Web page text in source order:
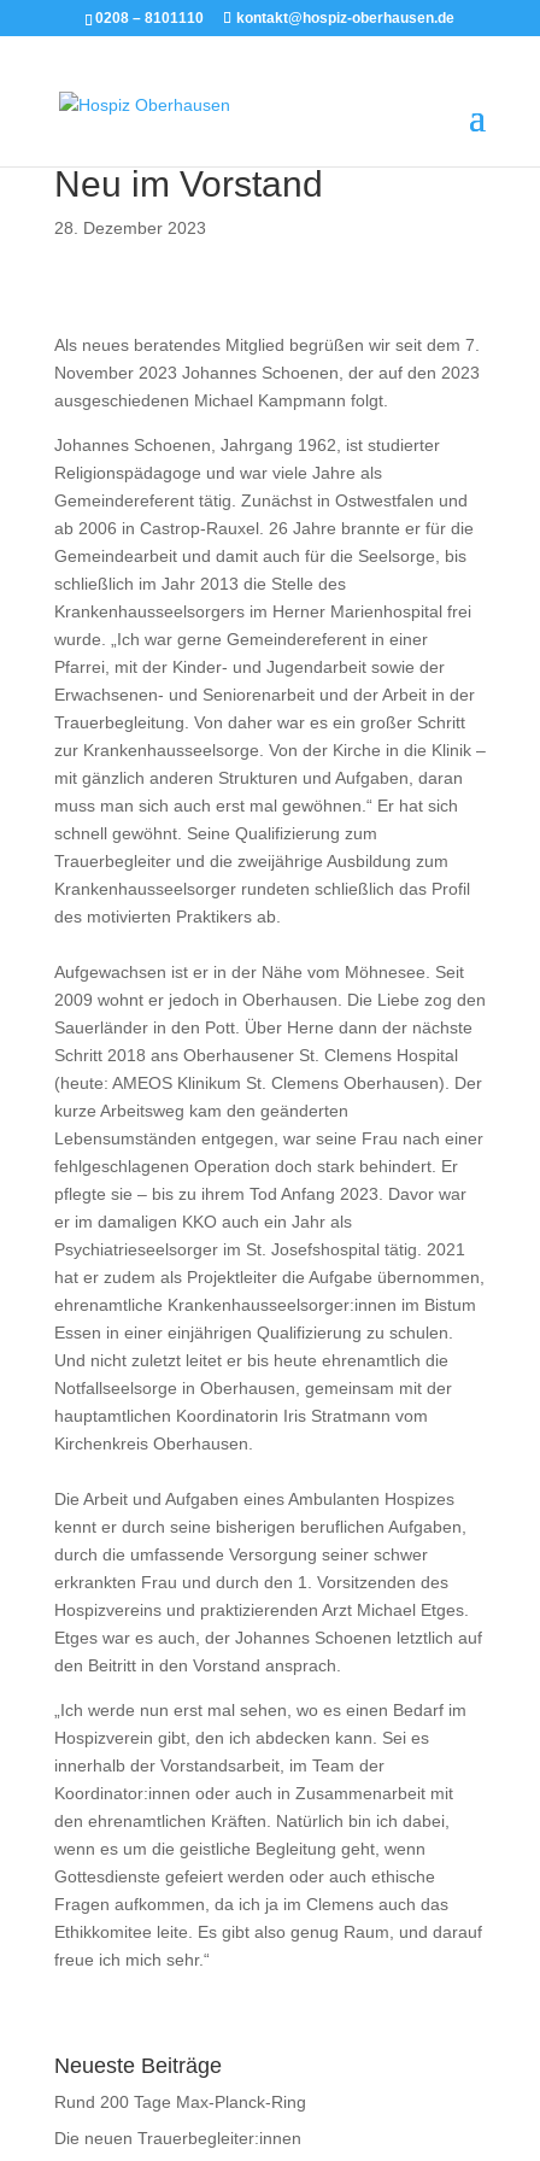
0208 – 8101110 kontakt@hospiz-oberhausen.de
Neu im Vorstand
28. Dezember 2023
Als neues beratendes Mitglied begrüßen wir seit dem 7.
November 2023 Johannes Schoenen, der auf den 2023
ausgeschiedenen Michael Kampmann folgt.
Johannes Schoenen, Jahrgang 1962, ist studierter
Religionspädagoge und war viele Jahre als
Gemeindereferent tätig. Zunächst in Ostwestfalen und
ab 2006 in Castrop-Rauxel. 26 Jahre brannte er für die
Gemeindearbeit und damit auch für die Seelsorge, bis
schließlich im Jahr 2013 die Stelle des
Krankenhausseelsorgers im Herner Marienhospital frei
wurde. „Ich war gerne Gemeindereferent in einer
Pfarrei, mit der Kinder- und Jugendarbeit sowie der
Erwachsenen- und Seniorenarbeit und der Arbeit in der
Trauerbegleitung. Von daher war es ein großer Schritt
zur Krankenhausseelsorge. Von der Kirche in die Klinik –
mit gänzlich anderen Strukturen und Aufgaben, daran
muss man sich auch erst mal gewöhnen.“ Er hat sich
schnell gewöhnt. Seine Qualifizierung zum
Trauerbegleiter und die zweijährige Ausbildung zum
Krankenhausseelsorger rundeten schließlich das Profil
des motivierten Praktikers ab.
Aufgewachsen ist er in der Nähe vom Möhnesee. Seit
2009 wohnt er jedoch in Oberhausen. Die Liebe zog den
Sauerländer in den Pott. Über Herne dann der nächste
Schritt 2018 ans Oberhausener St. Clemens Hospital
(heute: AMEOS Klinikum St. Clemens Oberhausen). Der
kurze Arbeitsweg kam den geänderten
Lebensumständen entgegen, war seine Frau nach einer
fehlgeschlagenen Operation doch stark behindert. Er
pflegte sie – bis zu ihrem Tod Anfang 2023. Davor war
er im damaligen KKO auch ein Jahr als
Psychiatrieseelsorger im St. Josefshospital tätig. 2021
hat er zudem als Projektleiter die Aufgabe übernommen,
ehrenamtliche Krankenhausseelsorger:innen im Bistum
Essen in einer einjährigen Qualifizierung zu schulen.
Und nicht zuletzt leitet er bis heute ehrenamtlich die
Notfallseelsorge in Oberhausen, gemeinsam mit der
hauptamtlichen Koordinatorin Iris Stratmann vom
Kirchenkreis Oberhausen.
Die Arbeit und Aufgaben eines Ambulanten Hospizes
kennt er durch seine bisherigen beruflichen Aufgaben,
durch die umfassende Versorgung seiner schwer
erkrankten Frau und durch den 1. Vorsitzenden des
Hospizvereins und praktizierenden Arzt Michael Etges.
Etges war es auch, der Johannes Schoenen letztlich auf
den Beitritt in den Vorstand ansprach.
„Ich werde nun erst mal sehen, wo es einen Bedarf im
Hospizverein gibt, den ich abdecken kann. Sei es
innerhalb der Vorstandsarbeit, im Team der
Koordinator:innen oder auch in Zusammenarbeit mit
den ehrenamtlichen Kräften. Natürlich bin ich dabei,
wenn es um die geistliche Begleitung geht, wenn
Gottesdienste gefeiert werden oder auch ethische
Fragen aufkommen, da ich ja im Clemens auch das
Ethikkomitee leite. Es gibt also genug Raum, und darauf
freue ich mich sehr.“
Neueste Beiträge
Rund 200 Tage Max-Planck-Ring
Die neuen Trauerbegleiter:innen